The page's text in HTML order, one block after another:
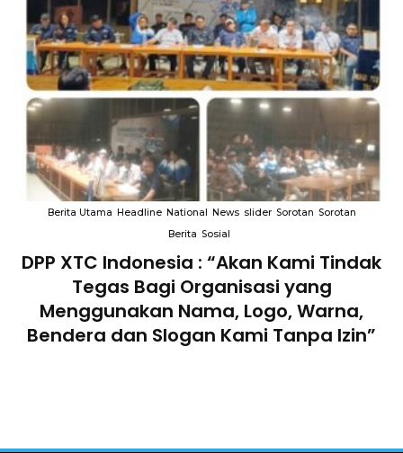
Berita Utama Headline National News slider Sorotan Sorotan
Berita Sosial
DPP XTC Indonesia : “Akan Kami Tindak
Tegas Bagi Organisasi yang
Menggunakan Nama, Logo, Warna,
Bendera dan Slogan Kami Tanpa Izin”